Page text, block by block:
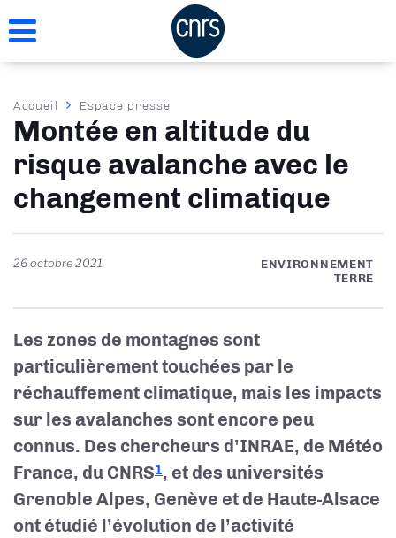
au
Fil
d'Ariane
Accueil Espace presse
Montée en altitude du
risque avalanche avec le
changement climatique
26 octobre 2021
ENVIRONNEMENT
TERRE
Les zones de montagnes sont
particulièrement touchées par le
réchauffement climatique, mais les impacts
sur les avalanches sont encore peu
connus. Des chercheurs d’INRAE, de Météo
France, du CNRS1, et des universités
Grenoble Alpes, Genève et de Haute-Alsace
ont étudié l’évolution de l’activité